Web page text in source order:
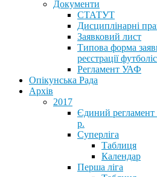
Документи
СТАТУТ
Дисциплінарні
Заявковий лист
Типова форма
реєстрації
Регламент УАФ
Опікунська Рада
Архів
2017
Єдиний регламент
р.
Суперліга
Таблиця
Календар
Перша ліга